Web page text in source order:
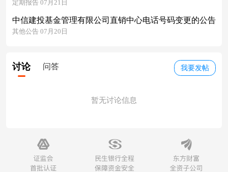
定期报告 07月21日
中信建投基金管理有限公司直销中心电话号码变更的公告
其他公告 07月20日
我要发帖
讨论 问答
暂无讨论信息